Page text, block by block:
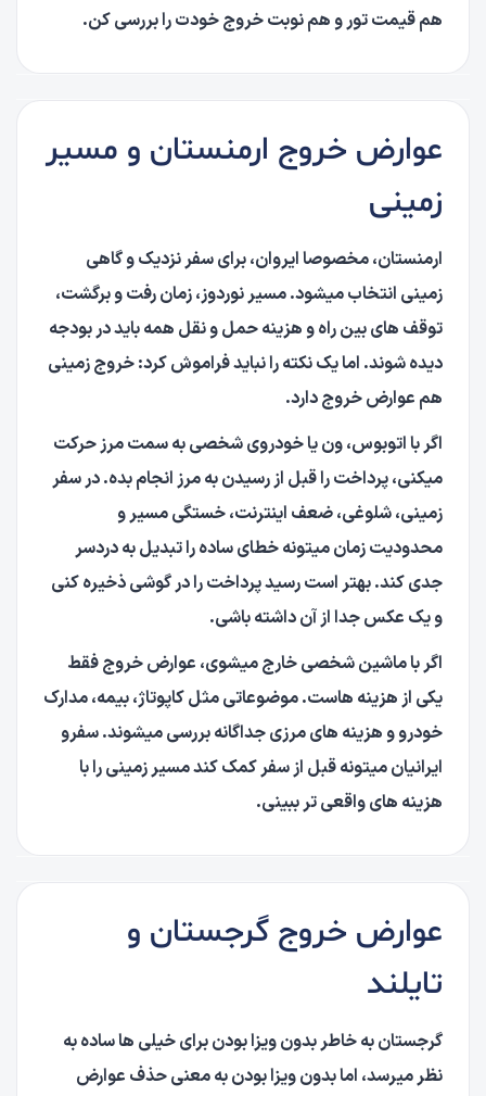
هم قیمت تور و هم نوبت خروج خودت را بررسی کن.
عوارض خروج ارمنستان و مسیر
زمینی
ارمنستان، مخصوصا ایروان، برای سفر نزدیک و گاهی
زمینی انتخاب میشود. مسیر نوردوز، زمان رفت و برگشت،
توقف های بین راه و هزینه حمل و نقل همه باید در بودجه
دیده شوند. اما یک نکته را نباید فراموش کرد: خروج زمینی
هم عوارض خروج دارد.
اگر با اتوبوس، ون یا خودروی شخصی به سمت مرز حرکت
میکنی، پرداخت را قبل از رسیدن به مرز انجام بده. در سفر
زمینی، شلوغی، ضعف اینترنت، خستگی مسیر و
محدودیت زمان میتونه خطای ساده را تبدیل به دردسر
جدی کند. بهتر است رسید پرداخت را در گوشی ذخیره کنی
و یک عکس جدا از آن داشته باشی.
اگر با ماشین شخصی خارج میشوی، عوارض خروج فقط
یکی از هزینه هاست. موضوعاتی مثل کاپوتاژ، بیمه، مدارک
خودرو و هزینه های مرزی جداگانه بررسی میشوند. سفرو
ایرانیان میتونه قبل از سفر کمک کند مسیر زمینی را با
هزینه های واقعی تر ببینی.
عوارض خروج گرجستان و
تایلند
گرجستان به خاطر بدون ویزا بودن برای خیلی ها ساده به
نظر میرسد، اما بدون ویزا بودن به معنی حذف عوارض